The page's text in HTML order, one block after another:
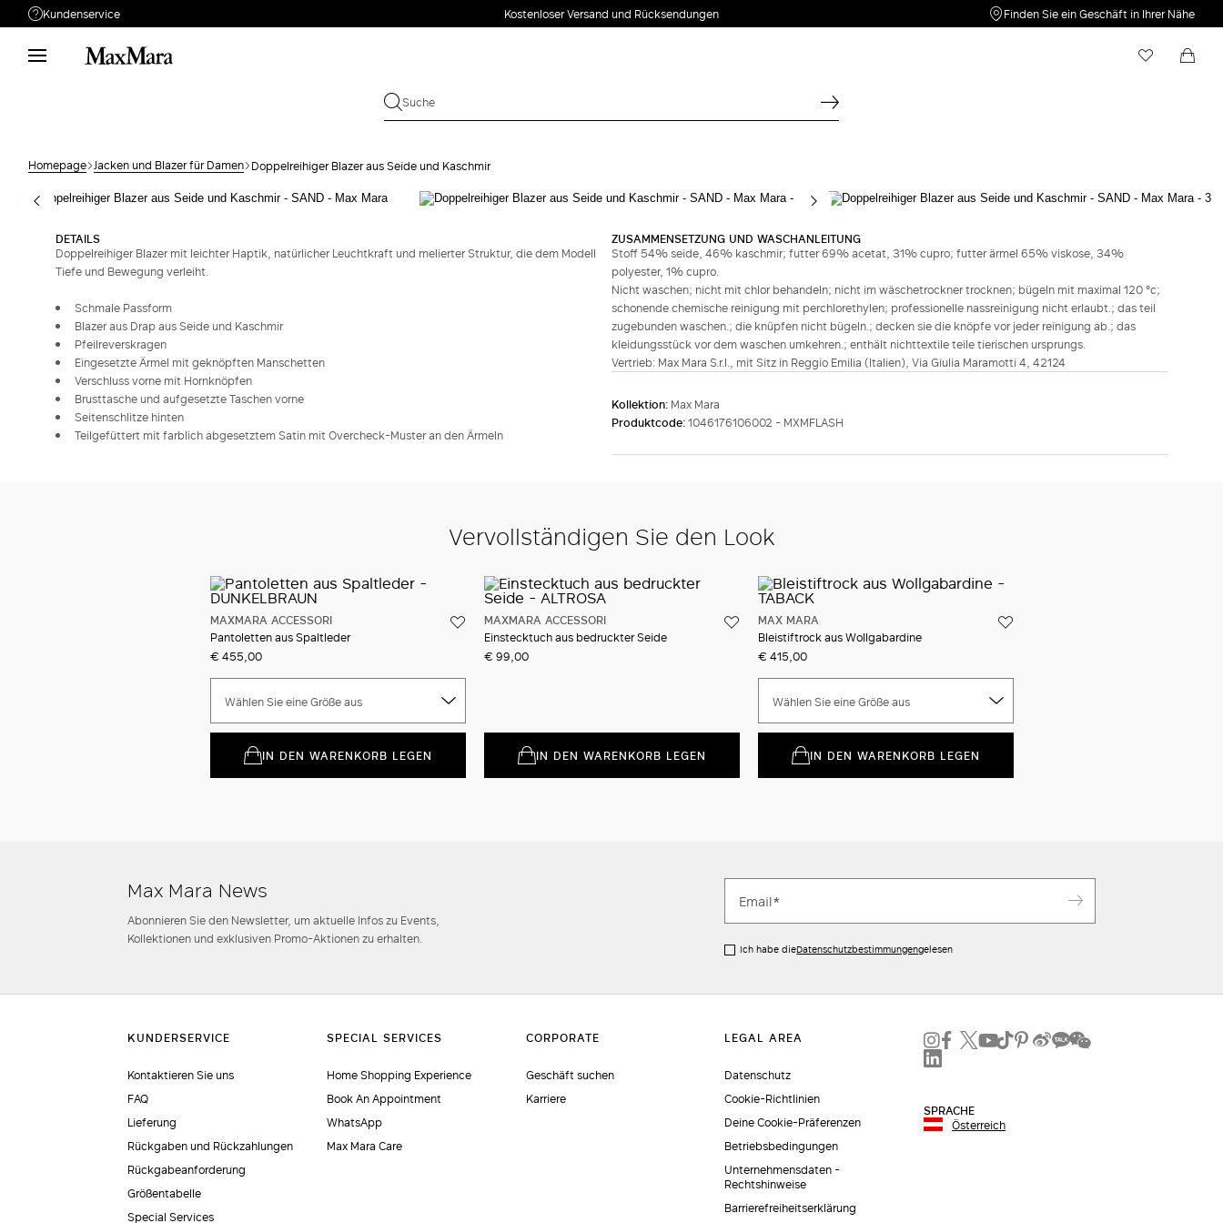
Kundenservice
Brauchen Sie Unterstützung?
Telefon: Mo-Fr 9 - 18
Anfrage
Rückgabe Bestellung suchen
Kostenloser Versand und Rücksendungen Finden Sie ein Geschäft in Ihrer Nähe
Homepage Jacken und Blazer für Damen Doppelreihiger Blazer aus Seide und KaschmirVervollständigen Sie den Look
Kaschmir - Sand
FARBE: SAND
HELLGRAU
SANDROSAZIEGELROT
ROT
Deutsche Größe
Taillenumfang 58 cm und Hüftumfang 87 cm
Klicke hier und entdecke
DETAILS
Doppelreihiger Blazer mit leichter Haptik, natürlicher Leuchtkraft und melierter Struktur, die dem Modell
Tiefe und Bewegung verleiht.
Schmale Passform
Blazer aus Drap aus Seide und Kaschmir
Pfeilreverskragen
Eingesetzte Ärmel mit geknöpften Manschetten
Verschluss vorne mit Hornknöpfen
Brusttasche und aufgesetzte Taschen vorne
Seitenschlitze hinten
Teilgefüttert mit farblich abgesetztem Satin mit Overcheck-Muster an den Ärmeln
ZUSAMMENSETZUNG UND WASCHANLEITUNG
Stoff 54% seide, 46% kaschmir; futter 69% acetat, 31% cupro; futter ärmel 65% viskose, 34%
polyester, 1% cupro.
Nicht waschen; nicht mit chlor behandeln; nicht im wäschetrockner trocknen; bügeln mit maximal 120 °c;
schonende chemische reinigung mit perchlorethylen; professionelle nassreinigung nicht erlaubt.; das teil
zugebunden waschen.; die knüpfen nicht bügeln.; decken sie die knöpfe vor jeder reinigung ab.; das
kleidungsstück vor dem waschen umkehren.; enthält nichttextile teile tierischen ursprungs.
Vertrieb: Max Mara S.r.l., mit Sitz in Reggio Emilia (Italien), Via Giulia Maramotti 4, 42124
Kollektion: Max Mara
Produktcode:1046176106002 - MXMFLASH
Vervollständigen Sie den Look
MAXMARA ACCESSORI
Pantoletten aus Spaltleder
€ 455,00
Wählen Sie eine Größe aus
IN DEN WARENKORB LEGEN
MAXMARA ACCESSORI
Einstecktuch aus bedruckter Seide
€ 99,00
IN DEN WARENKORB LEGEN
MAX MARA
Bleistiftrock aus Wollgabardine
€ 415,00
Wählen Sie eine Größe aus
IN DEN WARENKORB LEGEN
Max Mara News
Abonnieren Sie den Newsletter, um aktuelle Infos zu Events,
Kollektionen und exklusiven Promo-Aktionen zu erhalten.
Ich habe dieDatenschutzbestimmungengelesen
Kontaktieren Sie uns
FAQ
Lieferung
Rückgaben und Rückzahlungen
Rückgabeanforderung
Größentabelle
Special Services
Home Shopping Experience
Book An Appointment
WhatsApp
Max Mara Care
Geschäft suchen
Karriere
Datenschutz
Cookie-Richtlinien
Deine Cookie-Präferenzen
Betriebsbedingungen
Unternehmensdaten -
Rechtshinweise
Barrierefreiheitserklärung
SPRACHE
Österreich